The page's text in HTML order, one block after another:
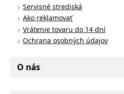
Servisné strediská
Ako reklamovať
Vrátenie tovaru do 14 dní
Ochrana osobných údajov
O nás